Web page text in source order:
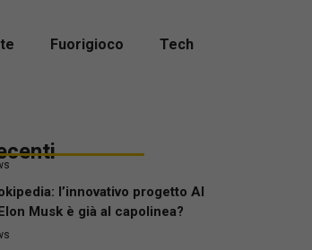
Fuorigioco Tech
l’innovativo progetto AI
Musk è già al capolinea?